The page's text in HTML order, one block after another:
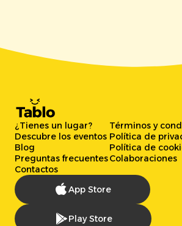
¿Tienes un lugar?
Descubre los eventos
Blog
Preguntas frecuentes
Contactos
Términos y
Política de
Política de
Colaboraciones
App Store
Play Store